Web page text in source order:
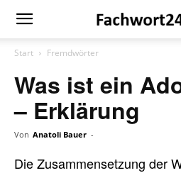
Fachwort24
ShopStart Fremdwörter
Was ist ein
– Erklärung
Von Anatoli Bauer -
Die Zusammensetzung der